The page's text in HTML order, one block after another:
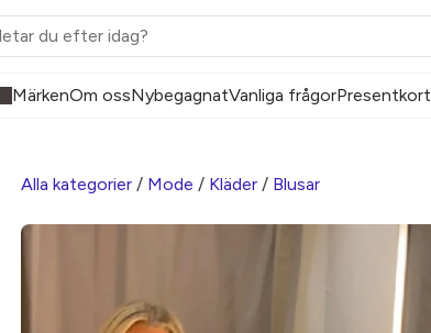
MärkenOm ossNybegagnatVanliga frågorPresentkort
Alla kategorier / Mode / Kläder / Blusar